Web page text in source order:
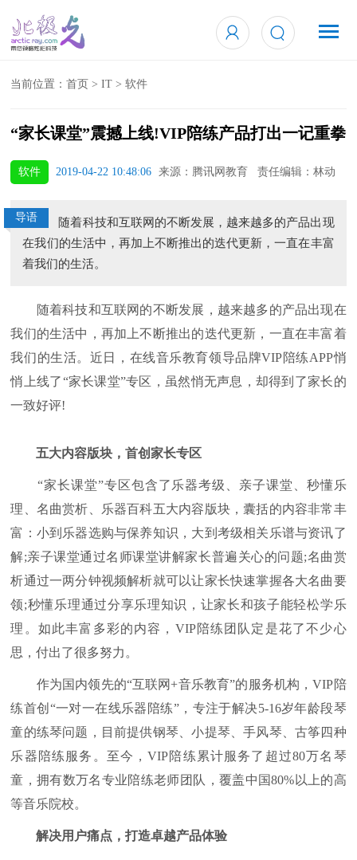
当前位置：首页 >IT >软件
“家长课堂”震撼上线!VIP陪练产品打出一记重拳
软件 2019-04-22 10:48:06 来源：腾讯网教育 责任编辑：林动
导语
随着科技和互联网的不断发展，越来越多的产品出现
在我们的生活中，再加上不断推出的迭代更新，一直在丰富
着我们的生活。
随着科技和互联网的不断发展，越来越多的产品出现在
我们的生活中，再加上不断推出的迭代更新，一直在丰富着
我们的生活。近日，在线音乐教育领导品牌VIP陪练APP悄
悄上线了“家长课堂”专区，虽然悄无声息，却得到了家长的
一致好评!
五大内容版块，首创家长专区
“家长课堂”专区包含了乐器考级、亲子课堂、秒懂乐
理、名曲赏析、乐器百科五大内容版块，囊括的内容非常丰
富：小到乐器选购与保养知识，大到考级相关乐谱与资讯了
解;亲子课堂通过名师课堂讲解家长普遍关心的问题;名曲赏
析通过一两分钟视频解析就可以让家长快速掌握各大名曲要
领;秒懂乐理通过分享乐理知识，让家长和孩子能轻松学乐
理。如此丰富多彩的内容，VIP陪练团队定是花了不少心
思，付出了很多努力。
作为国内领先的“互联网+音乐教育”的服务机构，VIP陪
练首创“一对一在线乐器陪练”，专注于解决5-16岁年龄段琴
童的练琴问题，目前提供钢琴、小提琴、手风琴、古筝四种
乐器陪练服务。至今，VIP陪练累计服务了超过80万名琴
童，拥有数万名专业陪练老师团队，覆盖中国80%以上的高
等音乐院校。
解决用户痛点，打造卓越产品体验